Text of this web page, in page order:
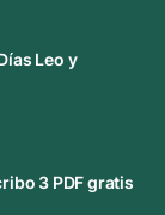
Leo y
3 PDF gratis